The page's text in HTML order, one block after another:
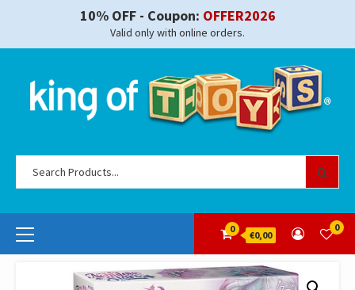
10% OFF - Coupon: OFFER2026
Valid only with online orders.
Primary
Menu
0
€0,00
0